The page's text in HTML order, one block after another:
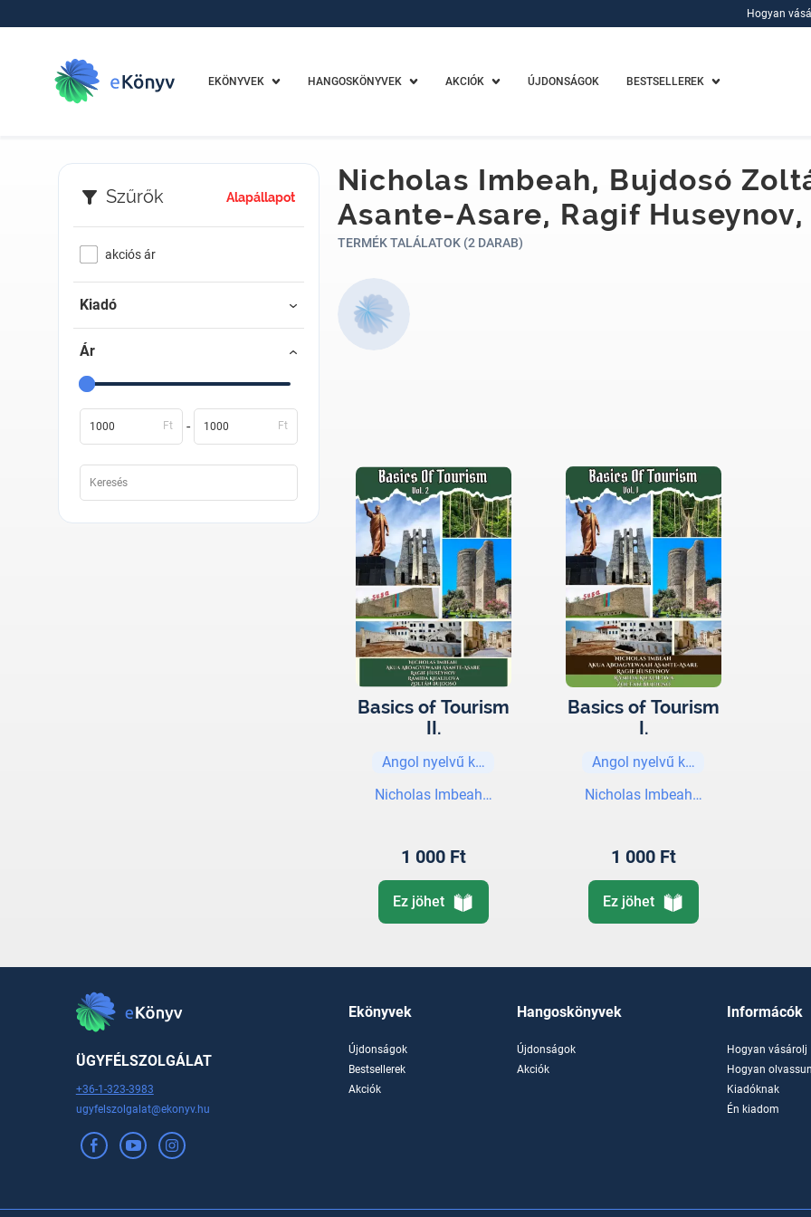
Hogyan
EKÖNYVEK HANGOSKÖNYVEK AKCIÓK ÚJDONSÁGOK BESTSELLEREK
Szűrők Alapállapot
akciós ár
Kiadó
Ár
Ft - Ft
Nicholas Imbeah, Bujdosó
Asante-Asare, Ragif
TERMÉK TALÁLATOK (2 DARAB)
Basics of Tourism
II.
Angol nyelvű könyvek
Nicholas Imbeah, Bujdosó Zoltán, Akua Aboagyewaah Asante-
1 000 Ft
Ez jöhet
Basics of Tourism
I.
Angol nyelvű könyvek
Nicholas Imbeah, Bujdosó Zoltán,
1 000 Ft
Ez jöhet
ÜGYFÉLSZOLGÁLAT
+36-1-323-3983
ugyfelszolgalat@ekonyv.hu
Ekönyvek
Újdonságok
Bestsellerek
Akciók
Hangoskönyvek
Újdonságok
Akciók
Informácók
Hogyan vásárolj
Hogyan
Kiadóknak
Én kiadom